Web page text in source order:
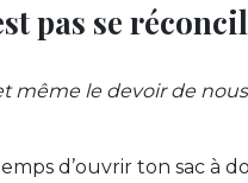
pas se
même le devoir de
d’ouvrir ton sac à